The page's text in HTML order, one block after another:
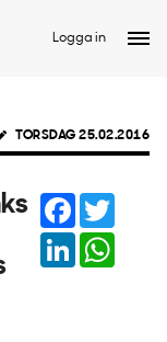
Logga in
TORSDAG 25.02.2016
Facebook
LinkedIn